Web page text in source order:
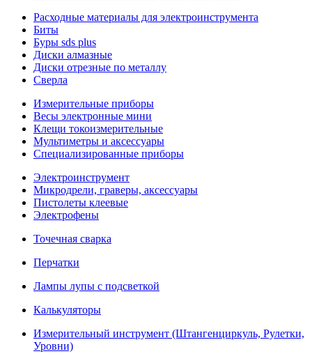
Расходные материалы для электроинструмента
Биты
Буры sds plus
Диски алмазные
Диски отрезные по металлу
Сверла
Измерительные приборы
Весы электронные мини
Клещи токоизмерительные
Мультиметры и аксессуары
Специализированные приборы
Электроинструмент
Микродрели, граверы, аксессуары
Пистолеты клеевые
Электрофены
Точечная сварка
Перчатки
Лампы лупы с подсветкой
Калькуляторы
Измерительный инструмент (Штангенциркуль, Рулетки,
Уровни)